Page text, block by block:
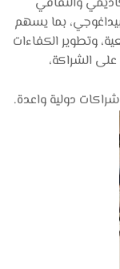
بما يسهم
وتطوير الكفاءات
الشراكة،
دولية واعدة.